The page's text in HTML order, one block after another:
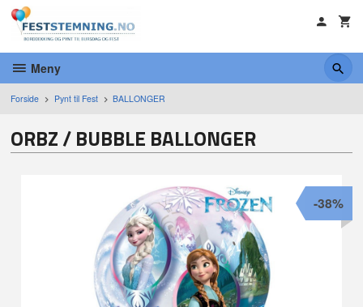
Gå
innholdet
Meny
Forside Pynt til Fest BALLONGER
ORBZ / BUBBLE BALLONGER
-38%